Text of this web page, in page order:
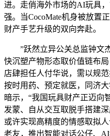
进。走俏海外市场的AI玩具
强。当CocoMate机身被放置
财产手艺升级的双向奔赴。
”跃然立异公关总监钟文杰
快沉塑产物形态取价值链布
店肆担任人付华说，需以规
按时用药、预定就医，同济
暗示，“我国玩具财产正迈向
发蒙、自从交互取脱手搭建
或许实现高精度的情感取拟
老友，推出智能对话公仔、